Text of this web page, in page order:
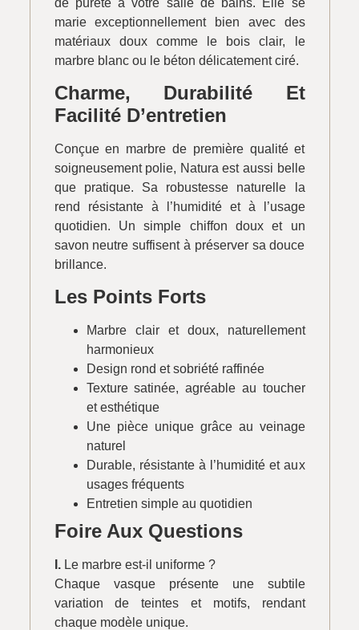
de pureté à votre salle de bains. Elle se
marie exceptionnellement bien avec des
matériaux doux comme le bois clair, le
marbre blanc ou le béton délicatement ciré.
Charme, Durabilité Et
Facilité D’entretien
Conçue en marbre de première qualité et
soigneusement polie, Natura est aussi belle
que pratique. Sa robustesse naturelle la
rend résistante à l’humidité et à l’usage
quotidien. Un simple chiffon doux et un
savon neutre suffisent à préserver sa douce
brillance.
Les Points Forts
Marbre clair et doux, naturellement
harmonieux
Design rond et sobriété raffinée
Texture satinée, agréable au toucher
et esthétique
Une pièce unique grâce au veinage
naturel
Durable, résistante à l’humidité et aux
usages fréquents
Entretien simple au quotidien
Foire Aux Questions
I.Le marbre est-il uniforme ?
Chaque vasque présente une subtile
variation de teintes et motifs, rendant
chaque modèle unique.